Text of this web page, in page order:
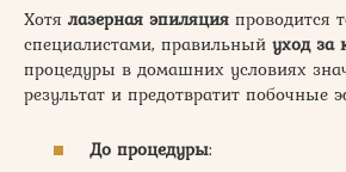
Хотя лазерная эпиляция проводится
специалистами, правильный уход за
процедуры в домашних условиях
результат и предотвратит побочные
До процедуры: